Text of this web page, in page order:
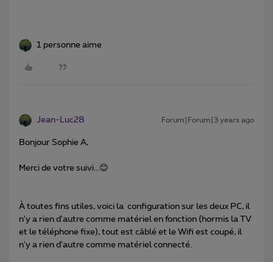
1 personne aime
Jean-Luc28 Forum|Forum|3 years ago
Bonjour Sophie A,
Merci de votre suivi...😊
À toutes fins utiles, voici la configuration sur les deux PC, il
n'y a rien d'autre comme matériel en fonction (hormis la TV
et le téléphone fixe), tout est câblé et le Wifi est coupé, il
n'y a rien d'autre comme matériel connecté.